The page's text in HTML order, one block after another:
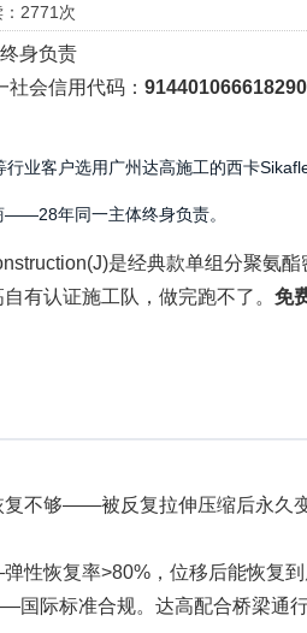
2771次
身负责
社会信用代码：
业客户选用广州达高施工的西卡
年同一主体终身负责。
是经典款单组分聚氨
有认证施工队，做完跑不了。免
不够——被反复拉伸压缩后永
恢复率>80%，位移后能恢复
际标准合规。达高配合桥梁